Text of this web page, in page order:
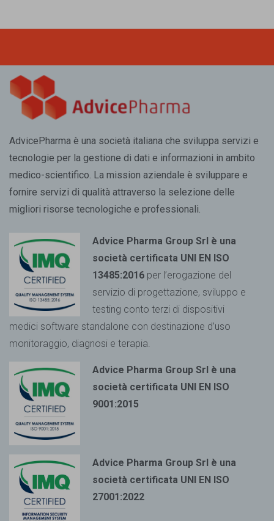
AdvicePharma è una società italiana che sviluppa servizi e
tecnologie per la gestione di dati e informazioni in ambito
medico-scientifico. La mission aziendale è sviluppare e
fornire servizi di qualità attraverso la selezione delle
migliori risorse tecnologiche e professionali.
Advice Pharma Group Srl è una
società certificata UNI EN ISO
13485:2016 per l’erogazione del
servizio di progettazione, sviluppo e
testing conto terzi di dispositivi
medici software standalone con destinazione d’uso
monitoraggio, diagnosi e terapia.
Advice Pharma Group Srl è una
società certificata UNI EN ISO
9001:2015
Advice Pharma Group Srl è una
società certificata UNI EN ISO
27001:2022